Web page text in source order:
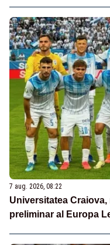
7 aug. 2026, 08:22
Universitatea
preliminar al Europa